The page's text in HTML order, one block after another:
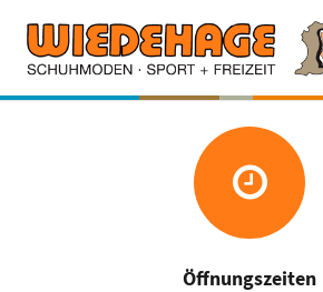
Öffnungszeiten